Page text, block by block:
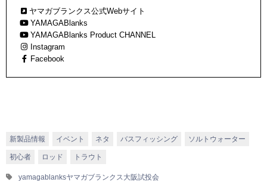
なロッドに定評がある。
ヤマガブランクス公式Webサイト
YAMAGABlanks
YAMAGABlanks Product CHANNEL
Instagram
Facebook
新製品情報 イベント ネタ バスフィッシング ソルトウォーター
初心者 ロッド トラウト
yamagablanksヤマガブランクス 大阪試投会